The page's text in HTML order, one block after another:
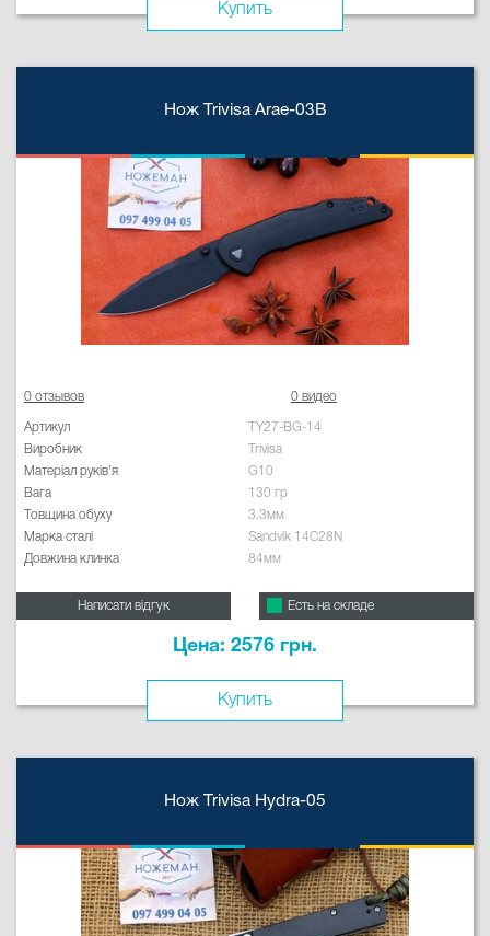
Купить
Нож Trivisa Arae-03B
0 отзывов 0 видео
Артикул
TY27-BG-14
Виробник
Trivisa
Матеріал руків'я
G10
Вага
130 гр
Товщина обуху
3.3мм
Марка сталі
Sandvik 14C28N
Довжина клинка
84мм
Написати відгук Есть на складе
Цена: 2576 грн.
Купить
Нож Trivisa Hydra-05